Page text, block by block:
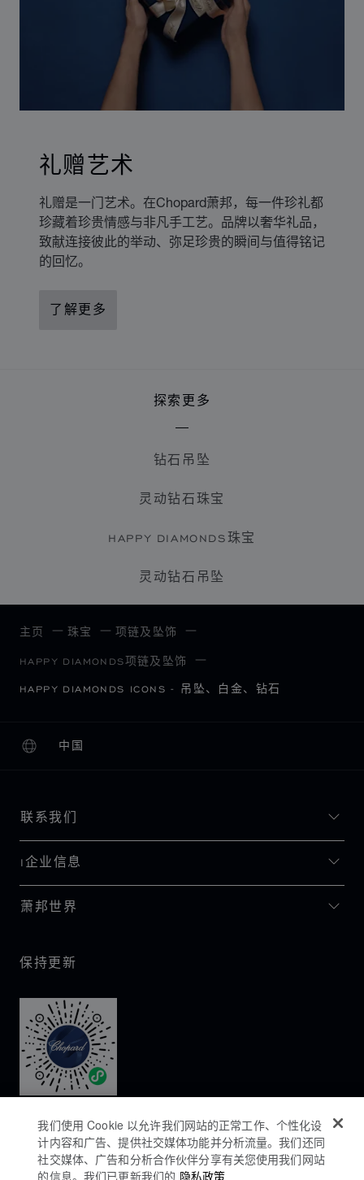
礼赠艺术
礼赠是一门艺术。在Chopard萧邦，每一件珍礼都
珍藏着珍贵情感与非凡手工艺。品牌以奢华礼品，
致献连接彼此的举动、弥足珍贵的瞬间与值得铭记
的回忆。
了解更多
探索更多
钻石吊坠
灵动钻石珠宝
HAPPY DIAMONDS珠宝
灵动钻石吊坠
主页 珠宝 项链及坠饰
HAPPY DIAMONDS项链及坠饰
HAPPY DIAMONDS ICONS - 吊坠、白金、钻石
中国
本地化（更改国家/地区）
更改国家/地区
联系我们
I企业信息
萧邦世界
保持更新
我们使用 Cookie 以允许我们网站的正常工作、个性化设
计内容和广告、提供社交媒体功能并分析流量。我们还同
社交媒体、广告和分析合作伙伴分享有关您使用我们网站
的信息。我们已更新我们的 隐私政策